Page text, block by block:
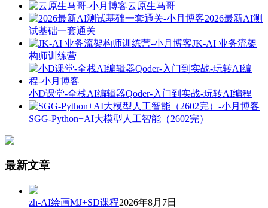
云原生马哥
2026最新AI测
试基础一套通关
JK-AI 业务流架
构师训练营
小D课堂-全栈AI编辑器Qoder-入门到实战-玩转AI编程
SGG-Python+AI大模型人工智能（2602完）
最新文章
zh-AI绘画MJ+SD课程2026年8月7日